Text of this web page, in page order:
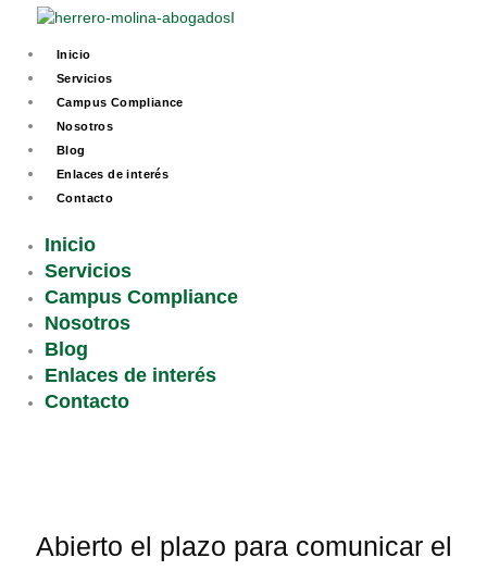
contenidoInicio
Servicios
Campus Compliance
Nosotros
Blog
Enlaces de interés
Contacto
Inicio
Servicios
Campus Compliance
Nosotros
Blog
Enlaces de interés
Contacto
Abierto el plazo para comunicar el